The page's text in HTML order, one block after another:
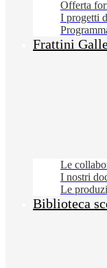
Offerta
I progetti
Frattini
Le
I nostri
Le
Biblioteca